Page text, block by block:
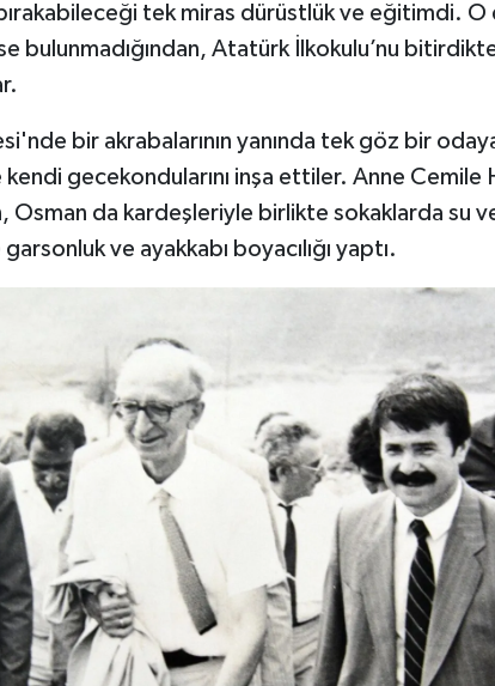
bırakabileceği tek miras dürüstlük ve eğitimdi.
bulunmadığından, Atatürk İlkokulu’nu
bir akrabalarının yanında tek göz bir
kendi gecekondularını inşa ettiler. Anne Cemile
Osman da kardeşleriyle birlikte sokaklarda su
ve ayakkabı boyacılığı yaptı.